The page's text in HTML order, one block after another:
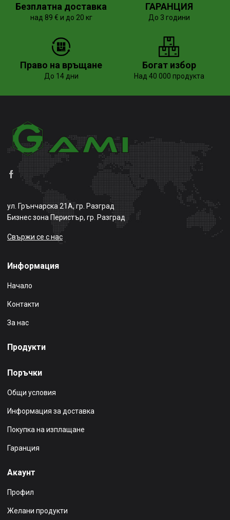
Безплатна доставка
над 89 € и до 20 кг
ГАРАНЦИЯ
До 3 години
Право на връщане
До 14 дни
Богат избор
Над 40 000 продукта
ул. Грънчарска 21А, гр. Разград
Бизнес зона Перистър, гр. Разград
Свържи се с нас
Информация
Начало
Контакти
За нас
Продукти
Поръчки
Общи условия
Информация за доставка
Покупка на изплащане
Гаранция
Акаунт
Профил
Желани продукти